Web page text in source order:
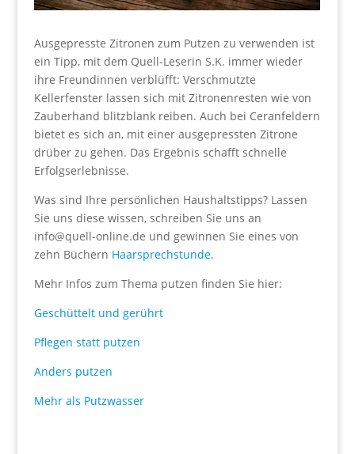
Ausgepresste Zitronen zum Putzen zu verwenden ist
ein Tipp, mit dem Quell-Leserin S.K. immer wieder
ihre Freundinnen verblüfft: Verschmutzte
Kellerfenster lassen sich mit Zitronenresten wie von
Zauberhand blitzblank reiben. Auch bei Ceranfeldern
bietet es sich an, mit einer ausgepressten Zitrone
drüber zu gehen. Das Ergebnis schafft schnelle
Erfolgserlebnisse.
Was sind Ihre persönlichen Haushaltstipps? Lassen
Sie uns diese wissen, schreiben Sie uns an
info@quell-online.de und gewinnen Sie eines von
zehn Büchern Haarsprechstunde.
Mehr Infos zum Thema putzen finden Sie hier:
Geschüttelt und gerührt
Pflegen statt putzen
Anders putzen
Mehr als Putzwasser